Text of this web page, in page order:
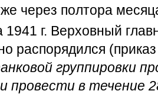
через полтора
1941 г. Верховный
распорядился
группировки
провести в течение